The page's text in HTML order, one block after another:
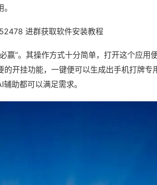
进群获取软件安装教程
赢”。其操作方式十分简单，打开这个应用
的开挂功能，一键便可以生成出手机打牌专
助都可以满足需求。